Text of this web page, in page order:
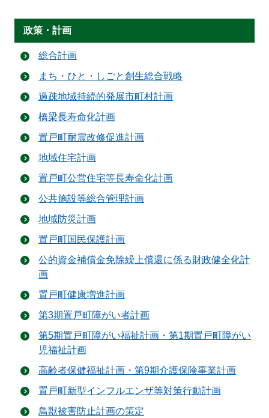
政策・計画
総合計画
まち・ひと・しごと創生総合戦略
過疎地域持続的発展市町村計画
橋梁長寿命化計画
置戸町耐震改修促進計画
地域住宅計画
置戸町公営住宅等長寿命化計画
公共施設等総合管理計画
地域防災計画
置戸町国民保護計画
公的資金補償金免除繰上償還に係る財政健全化計
画
置戸町健康増進計画
第3期置戸町障がい者計画
第5期置戸町障がい福祉計画・第1期置戸町障がい
児福祉計画
高齢者保健福祉計画・第9期介護保険事業計画
置戸町新型インフルエンザ等対策行動計画
鳥獣被害防止計画の策定